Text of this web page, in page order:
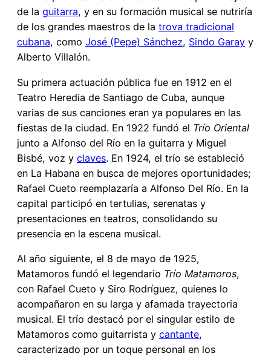
de la guitarra, y en su formación musical se nutriría
de los grandes maestros de la trova tradicional
cubana, como José (Pepe) Sánchez, Sindo Garay y
Alberto Villalón.
Su primera actuación pública fue en 1912 en el
Teatro Heredia de Santiago de Cuba, aunque
varias de sus canciones eran ya populares en las
fiestas de la ciudad. En 1922 fundó el Trío Oriental
junto a Alfonso del Río en la guitarra y Miguel
Bisbé, voz y claves. En 1924, el trío se estableció
en La Habana en busca de mejores oportunidades;
Rafael Cueto reemplazaría a Alfonso Del Río. En la
capital participó en tertulias, serenatas y
presentaciones en teatros, consolidando su
presencia en la escena musical.
Al año siguiente, el 8 de mayo de 1925,
Matamoros fundó el legendario Trío Matamoros,
con Rafael Cueto y Siro Rodríguez, quienes lo
acompañaron en su larga y afamada trayectoria
musical. El trío destacó por el singular estilo de
Matamoros como guitarrista y cantante,
caracterizado por un toque personal en los